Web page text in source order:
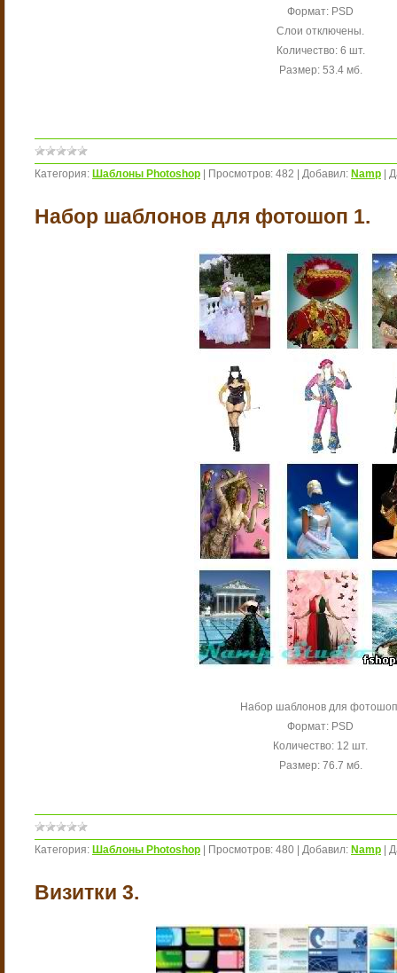
Формат: PSD
Слои отключены.
Количество: 6 шт.
Размер: 53.4 мб.
Категория: Шаблоны Photoshop Просмотров: 482 Добавил: Namp
Набор шаблонов для фотошоп 1.
Набор шаблонов для
Формат: PSD
Количество: 12 шт.
Размер: 76.7 мб.
Категория: Шаблоны Photoshop Просмотров: 480 Добавил: Namp
Визитки 3.